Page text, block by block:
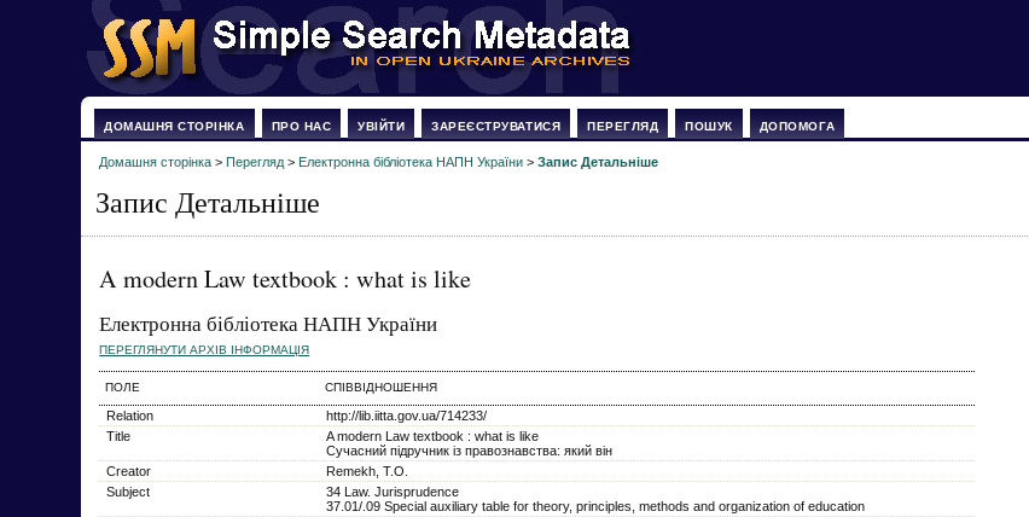
ДОМАШНЯ СТОРІНКА ПРО НАС УВІЙТИ ЗАРЕЄСТРУВАТИСЯ ПЕРЕГЛЯД ПОШУК ДОПОМОГА
Домашня сторінка >Перегляд > Електронна бібліотека НАПН України >Запис Детальніше
Запис Детальніше
A modern Law textbook : what is like
Електронна бібліотека НАПН України
ПЕРЕГЛЯНУТИ АРХІВ ІНФОРМАЦІЯ
ПОЛЕ СПІВВІДНОШЕННЯ
Relation
http://lib.iitta.gov.ua/714233/
Title
A modern Law textbook : what is like
Сучасний підручник із правознавства: який він
Creator
Remekh, T.O.
Subject
34 Law. Jurisprudence
37.01/.09 Special auxiliary table for theory, principles, methods and organization of education